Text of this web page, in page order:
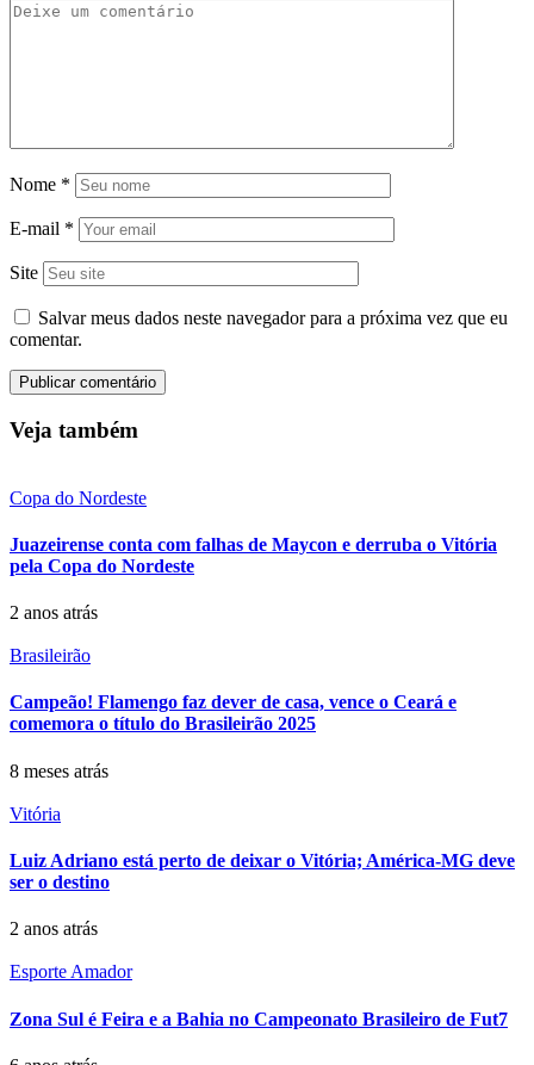
Nome *
E-mail *
Site
Salvar meus dados neste navegador para a próxima vez que eu
comentar.
Veja também
Copa do Nordeste
Juazeirense conta com falhas de Maycon e derruba o Vitória
pela Copa do Nordeste
2 anos atrás
Brasileirão
Campeão! Flamengo faz dever de casa, vence o Ceará e
comemora o título do Brasileirão 2025
8 meses atrás
Vitória
Luiz Adriano está perto de deixar o Vitória; América-MG deve
ser o destino
2 anos atrás
Esporte Amador
Zona Sul é Feira e a Bahia no Campeonato Brasileiro de Fut7